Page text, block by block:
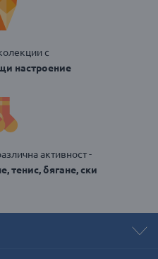
с
настроение
активност -
тенис, бягане, ски